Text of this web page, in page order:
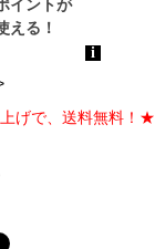
げで、送料無料！★